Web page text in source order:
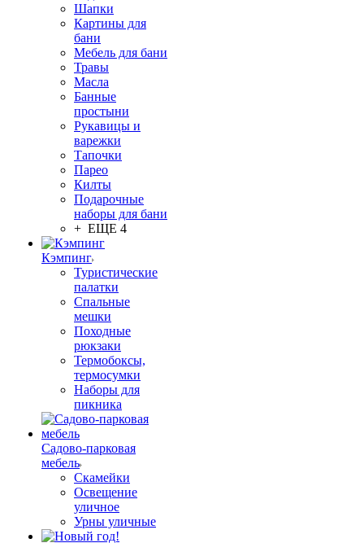
Шапки
Картины для
бани
Мебель для бани
Травы
Масла
Банные
простыни
Рукавицы и
варежки
Тапочки
Парео
Килты
Подарочные
наборы для бани
+ ЕЩЕ 4
Кэмпинг
Туристические
палатки
Спальные
мешки
Походные
рюкзаки
Термобоксы,
термосумки
Наборы для
пикника
Садово-парковая
мебель
Скамейки
Освещение
уличное
Урны уличные